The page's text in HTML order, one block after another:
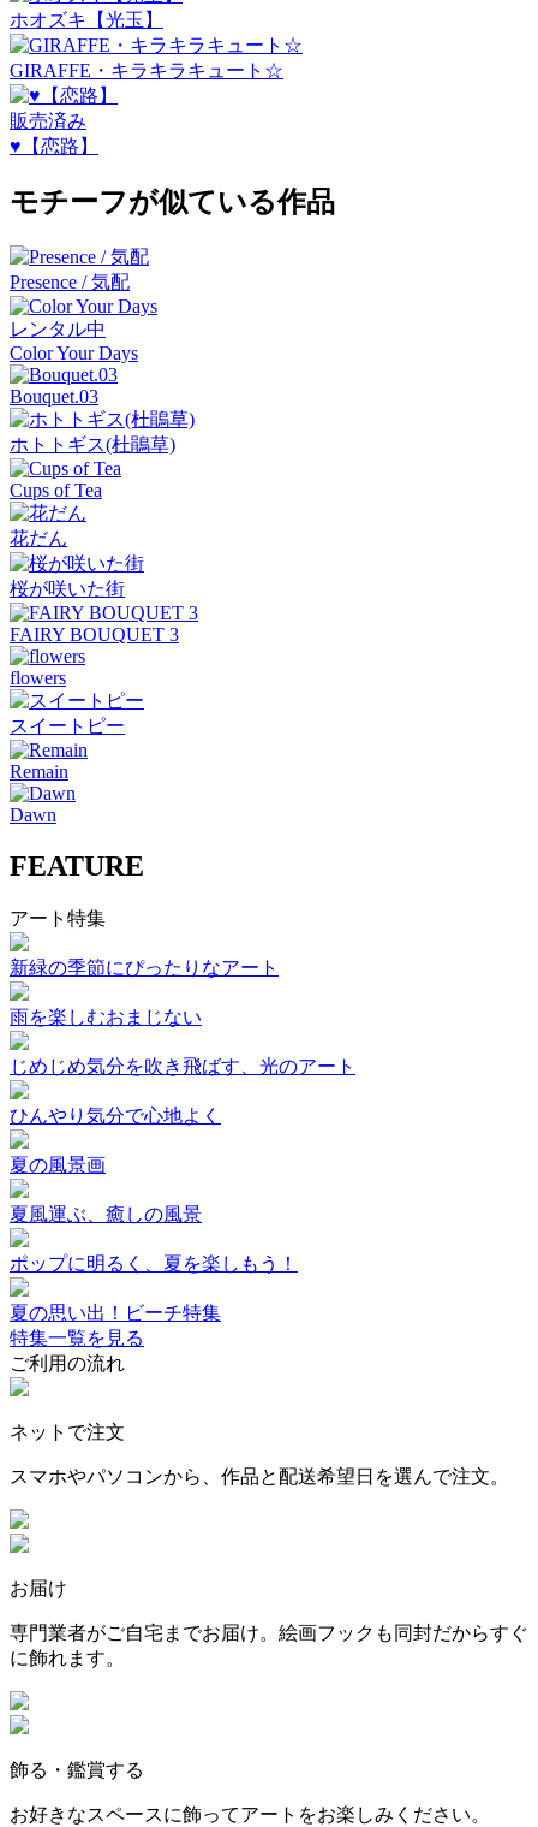
ホオズキ【光玉】
GIRAFFE・キラキラキュート☆
販売済み
♥【恋路】
モチーフが似ている作品
Presence / 気配
レンタル中
Color Your Days
Bouquet.03
ホトトギス(杜鵑草)
Cups of Tea
花だん
桜が咲いた街
FAIRY BOUQUET 3
flowers
スイートピー
Remain
Dawn
FEATURE
アート特集
新緑の季節にぴったりなアート
雨を楽しむおまじない
じめじめ気分を吹き飛ばす、光のアート
ひんやり気分で心地よく
夏の風景画
夏風運ぶ、癒しの風景
ポップに明るく、夏を楽しもう！
夏の思い出！ビーチ特集
特集一覧を見る
ご利用の流れ
ネットで注文
スマホやパソコンから、作品と配送希望日を選んで注文。
お届け
専門業者がご自宅までお届け。絵画フックも同封だからすぐ
に飾れます。
飾る・鑑賞する
お好きなスペースに飾ってアートをお楽しみください。